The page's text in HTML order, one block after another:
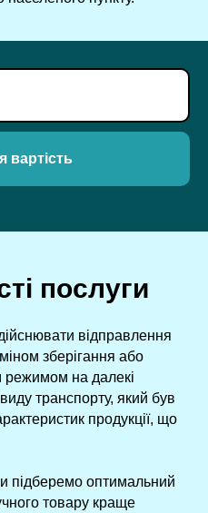
Дізнатися вартість
послуги
відправлення
зберігання або
на далекі
транспорту, який був
продукції, що
підберемо оптимальний
товару краще